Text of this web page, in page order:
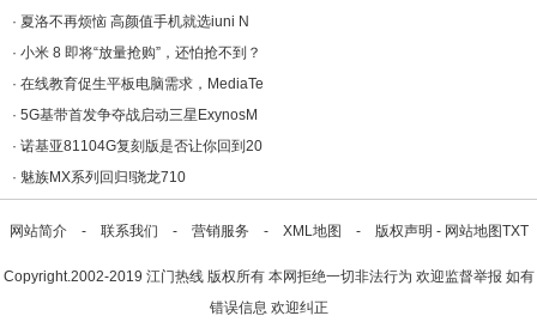
· 夏洛不再烦恼 高颜值手机就选iuni N
· 小米 8 即将“放量抢购”，还怕抢不到？
· 在线教育促生平板电脑需求，MediaTe
· 5G基带首发争夺战启动三星ExynosM
· 诺基亚81104G复刻版是否让你回到20
· 魅族MX系列回归!骁龙710
网站简介- 联系我们 - 营销服务 - XML地图 - 版权声明 - 网站地图TXT
Copyright.2002-2019 江门热线版权所有 本网拒绝一切非法行为 欢迎监督举报 如有
错误信息 欢迎纠正